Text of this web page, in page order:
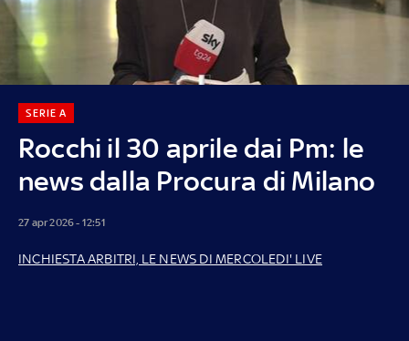
Rocchi il 30 aprile dai Pm: le
news dalla Procura di Milano
SERIE A
27 apr 2026 - 12:51
INCHIESTA ARBITRI, LE NEWS DI MERCOLEDI' LIVE